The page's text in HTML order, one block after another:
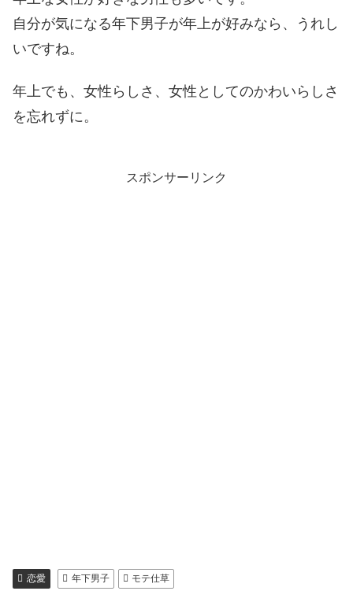
自分が気になる年下男子が年上が好みなら、うれし
いですね。
年上でも、女性らしさ、女性としてのかわいらしさ
を忘れずに。
スポンサーリンク
恋愛 年下男子 モテ仕草